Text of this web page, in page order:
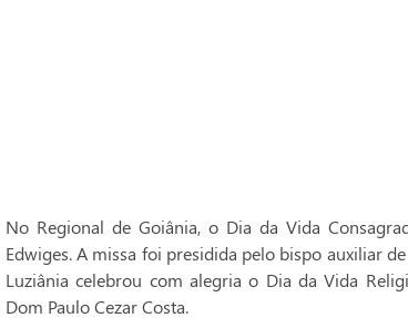
No Regional de Goiânia, o Dia da Vida
Edwiges. A missa foi presidida pelo bispo auxiliar
Luziânia celebrou com alegria o Dia da Vida
Dom Paulo Cezar Costa.